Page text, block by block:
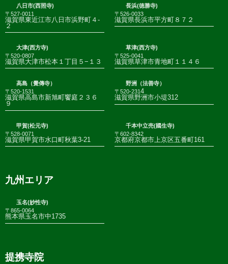
八日市(西照寺)
〒527-0011
滋賀県東近江市八日市浜野町４-
２
長浜(徳勝寺)
〒526-0033
滋賀県長浜市平方町８７２
大津(西方寺)
〒520-0807
滋賀県大津市松本１丁目５−１３
草津(西方寺)
〒525-0041
滋賀県草津市青地町１１４６
高島（覺傳寺）
〒520-1531
滋賀県高島市新旭町饗庭２３６
９
野洲（法善寺）
〒520-2314
滋賀県野洲市小堤312
甲賀(松元寺)
〒528-0071
滋賀県甲賀市水口町秋葉3-21
千本中立売(國生寺)
〒602-8342
京都府京都市上京区五番町161
九州エリア
玉名(妙性寺)
〒865-0064
熊本県玉名市中1735
提携寺院